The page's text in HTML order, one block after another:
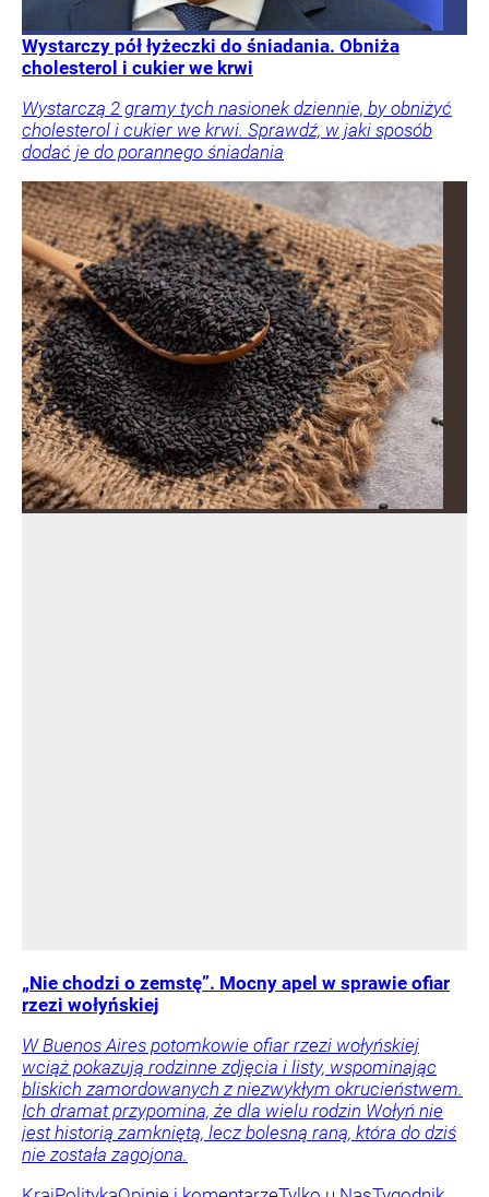
Wystarczy pół łyżeczki do śniadania. Obniża
cholesterol i cukier we krwi
Wystarczą 2 gramy tych nasionek dziennie, by obniżyć
cholesterol i cukier we krwi. Sprawdź, w jaki sposób
dodać je do porannego śniadania
„Nie chodzi o zemstę”. Mocny apel w sprawie ofiar
rzezi wołyńskiej
W Buenos Aires potomkowie ofiar rzezi wołyńskiej
wciąż pokazują rodzinne zdjęcia i listy, wspominając
bliskich zamordowanych z niezwykłym okrucieństwem.
Ich dramat przypomina, że dla wielu rodzin Wołyń nie
jest historią zamkniętą, lecz bolesną raną, która do dziś
nie została zagojona.